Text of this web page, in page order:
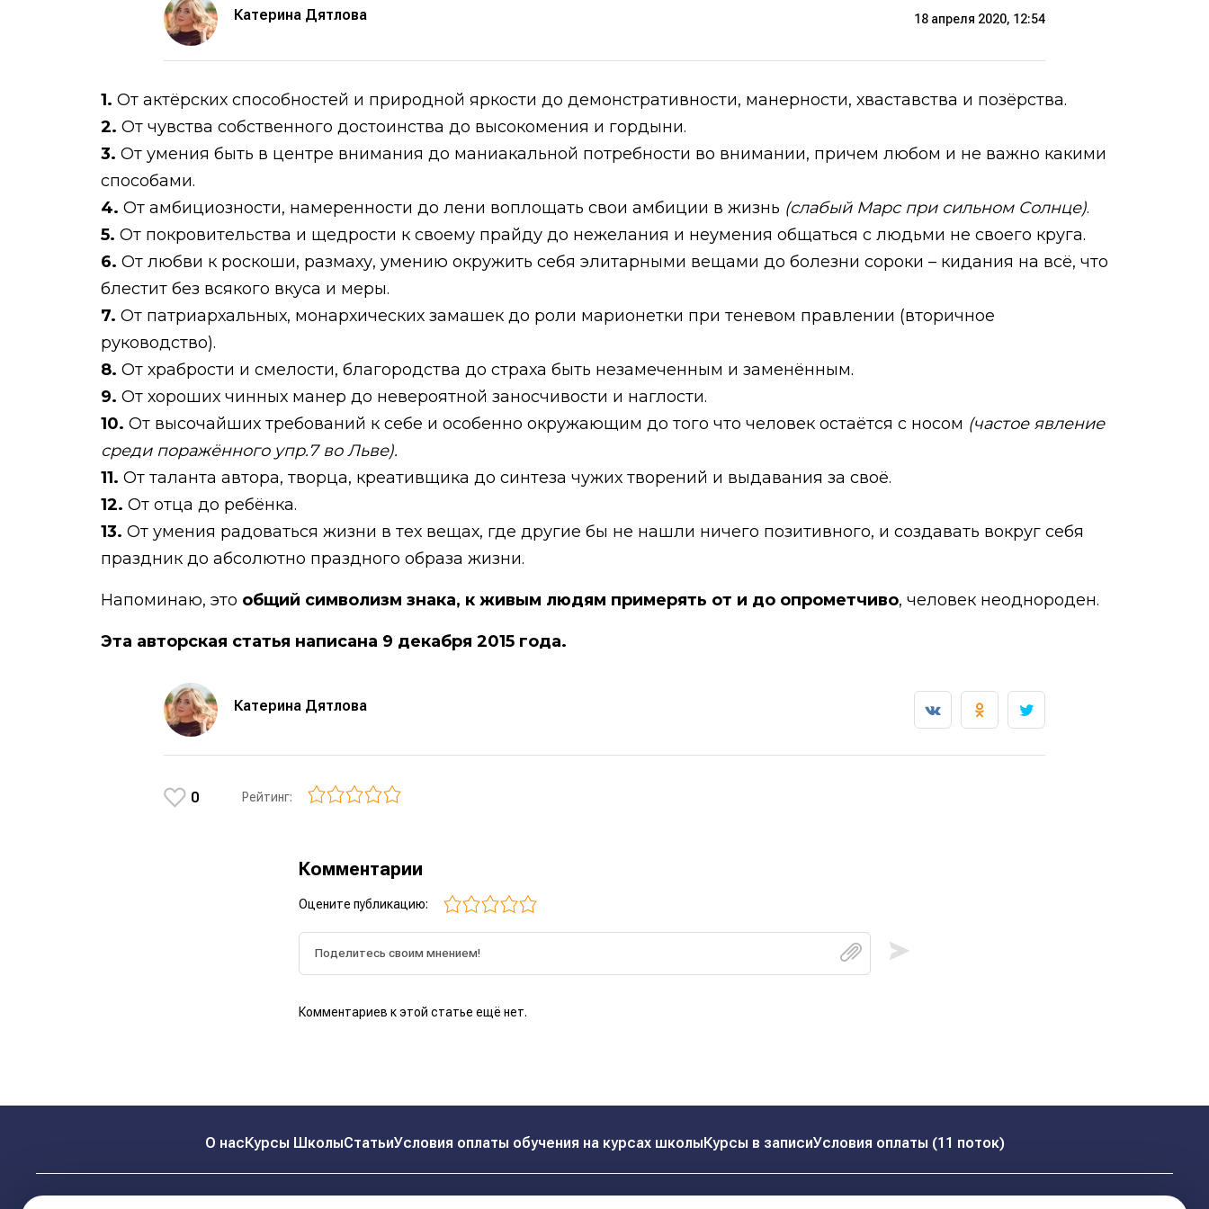
Катерина Дятлова 18 апреля 2020, 12:54
1. От актёрских способностей и природной яркости до демонстративности, манерности, хваставства и позёрства.
2. От чувства собственного достоинства до высокомения и гордыни.
3. От умения быть в центре внимания до маниакальной потребности во внимании, причем любом и не важно какими
способами.
4. От амбициозности, намеренности до лени воплощать свои амбиции в жизнь (слабый Марс при сильном Солнце).
5. От покровительства и щедрости к своему прайду до нежелания и неумения общаться с людьми не своего круга.
6. От любви к роскоши, размаху, умению окружить себя элитарными вещами до болезни сороки – кидания на всё, что
блестит без всякого вкуса и меры.
7. От патриархальных, монархических замашек до роли марионетки при теневом правлении (вторичное
руководство).
8. От храбрости и смелости, благородства до страха быть незамеченным и заменённым.
9. От хороших чинных манер до невероятной заносчивости и наглости.
10. От высочайших требований к себе и особенно окружающим до того что человек остаётся с носом (частое явление
среди поражённого упр.7 во Льве).
11. От таланта автора, творца, креативщика до синтеза чужих творений и выдавания за своё.
12. От отца до ребёнка.
13. От умения радоваться жизни в тех вещах, где другие бы не нашли ничего позитивного, и создавать вокруг себя
праздник до абсолютно праздного образа жизни.
Напоминаю, это общий символизм знака, к живым людям примерять от и до опрометчиво, человек неоднороден.
Эта авторская статья написана 9 декабря 2015 года.
Катерина Дятлова
0 Рейтинг:
Комментарии
Оцените публикацию:
Комментариев к этой статье ещё нет.
О насКурсы ШколыСтатьиУсловия оплаты обучения на курсах школыКурсы в записиУсловия оплаты (11 поток)